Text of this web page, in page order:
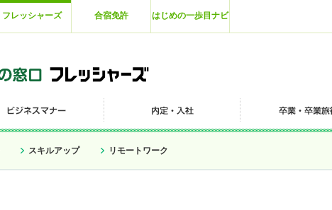
フレッシャーズ 合宿免許 はじめの一歩目ナビ
スキルアップ リモートワーク